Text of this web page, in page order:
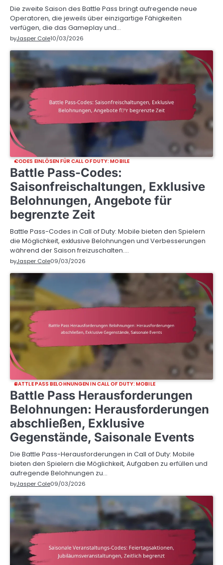
Die zweite Saison des Battle Pass bringt aufregende neue
Operatoren, die jeweils über einzigartige Fähigkeiten
verfügen, die das Gameplay und…
byJasper Cole10/03/2026
CODES EINLÖSEN FÜR CALL OF DUTY: MOBILE
Battle Pass-Codes:
Saisonfreischaltungen, Exklusive
Belohnungen, Angebote für
begrenzte Zeit
Battle Pass-Codes in Call of Duty: Mobile bieten den Spielern
die Möglichkeit, exklusive Belohnungen und Verbesserungen
während der Saison freizuschalten.…
byJasper Cole09/03/2026
BATTLE PASS BELOHNUNGEN IN CALL OF DUTY: MOBILE
Battle Pass Herausforderungen
Belohnungen: Herausforderungen
abschließen, Exklusive
Gegenstände, Saisonale Events
Die Battle Pass-Herausforderungen in Call of Duty: Mobile
bieten den Spielern die Möglichkeit, Aufgaben zu erfüllen und
aufregende Belohnungen zu…
byJasper Cole09/03/2026